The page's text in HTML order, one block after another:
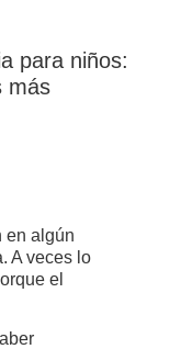
para niños:
más
en algún
A veces lo
el